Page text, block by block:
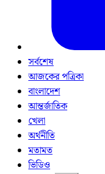
সর্বশেষ
আজকের পত্রিকা
বাংলাদেশ
আন্তর্জাতিক
খেলা
অর্থনীতি
মতামত
ভিডিও